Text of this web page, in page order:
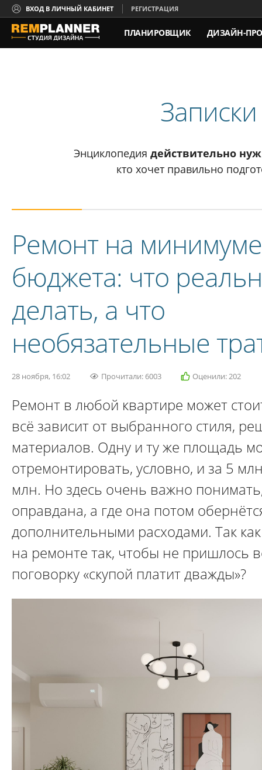
ВХОД В ЛИЧНЫЙ КАБИНЕТ РЕГИСТРАЦИЯ
ПЛАНИРОВЩИК ДИЗАЙН-
Энциклопедия действительно
кто хочет правильно
Ремонт на минимуме
бюджета: что
делать, а что
необязательные
28 ноября, 16:02 Прочитали: 6003 Оценили: 202
Ремонт в любой квартире может
всё зависит от выбранного стиля,
материалов. Одну и ту же площадь
отремонтировать, условно, и за 5
млн. Но здесь очень важно
оправдана, а где она потом
дополнительными расходами. Так
на ремонте так, чтобы не пришлось
поговорку «скупой платит дважды»?